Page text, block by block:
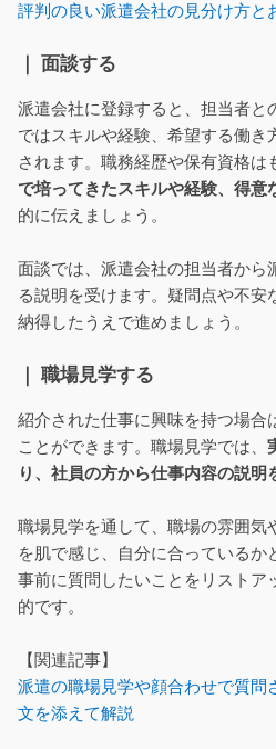
評判の良い派遣会社の見分け方と
｜ 面談する
派遣会社に登録すると、担当者と
ではスキルや経験、希望する働き
されます。職務経歴や保有資格は
で培ってきたスキルや経験、得意
的に伝えましょう。
面談では、派遣会社の担当者から
る説明を受けます。疑問点や不安
納得したうえで進めましょう。
｜ 職場見学する
紹介された仕事に興味を持つ場合
ことができます。職場見学では、
り、社員の方から仕事内容の説明
職場見学を通して、職場の雰囲気
を肌で感じ、自分に合っているか
事前に質問したいことをリストア
的です。
【関連記事】
派遣の職場見学や顔合わせで質問
文を添えて解説